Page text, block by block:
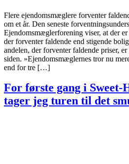
Flere ejendomsmæglere forventer
om et år. Den seneste
Ejendomsmæglerforening viser, at der
der forventer faldende end stigende
andelen, der forventer faldende priser,
siden. »Ejendomsmæglernes tror nu
end for tre […]
For første gang i Sweet-
tager jeg turen til det